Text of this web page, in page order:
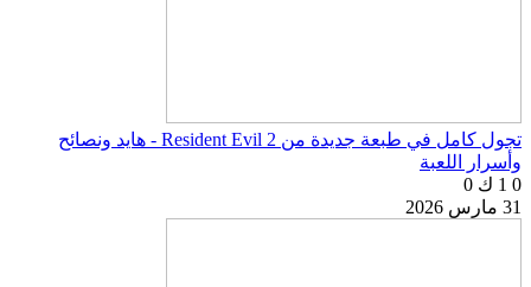
تجول كامل في طبعة جديدة من Resident Evil 2 - هايد ونصائح
وأسرار اللعبة
0 1 ك
0
31 مارس 2026